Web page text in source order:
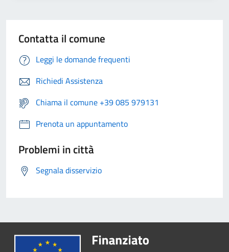
Contatta il comune
Leggi le domande frequenti
Richiedi Assistenza
Chiama il comune +39 085 979131
Prenota un appuntamento
Problemi in città
Segnala disservizio